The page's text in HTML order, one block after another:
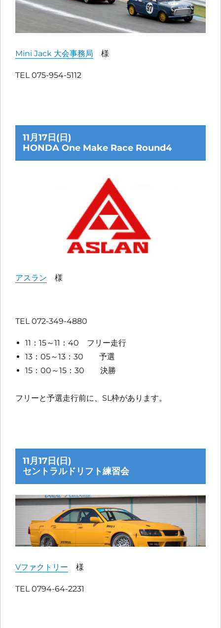
Mini Jack 大会事務局 様
TEL 075-954-5112
11月17日(日)
HONDA One Make Race Round4
アスラン 様
TEL 072-349-4880
11：15～11：40 フリー走行
13：05～13：30 予選
15：00～15：30 決勝
フリーと予選走行前に、SL枠があります。
11月17日(日)
セントラルドリフト練習会
Vファクトリー 様
TEL 0794-64-2231